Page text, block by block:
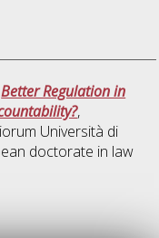
Better Regulation in
,
Università di
doctorate in law